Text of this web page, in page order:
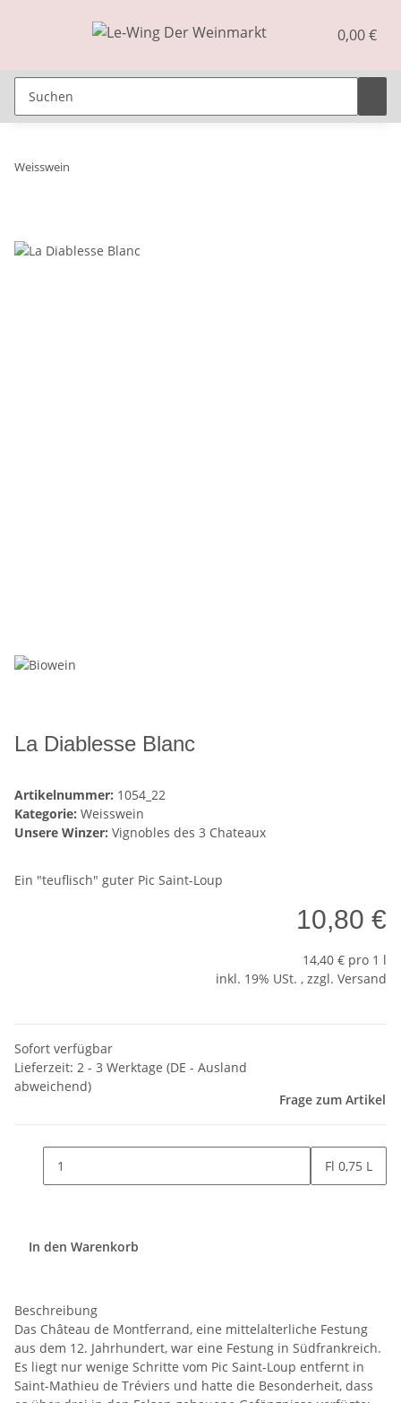
0,00 €
Weisswein
La Diablesse Blanc
Artikelnummer: 1054_22
Kategorie: Weisswein
Unsere Winzer: Vignobles des 3 Chateaux
Ein "teuflisch" guter Pic Saint-Loup
10,80 €
14,40 € pro 1 l
inkl. 19% USt. , zzgl. Versand
Sofort verfügbar
Lieferzeit: 2 - 3 Werktage (DE - Ausland
abweichend)
Frage zum Artikel
Fl 0,75 L
In den Warenkorb
Beschreibung
Das Château de Montferrand, eine mittelalterliche Festung
aus dem 12. Jahrhundert, war eine Festung in Südfrankreich.
Es liegt nur wenige Schritte vom Pic Saint-Loup entfernt in
Saint-Mathieu de Tréviers und hatte die Besonderheit, dass